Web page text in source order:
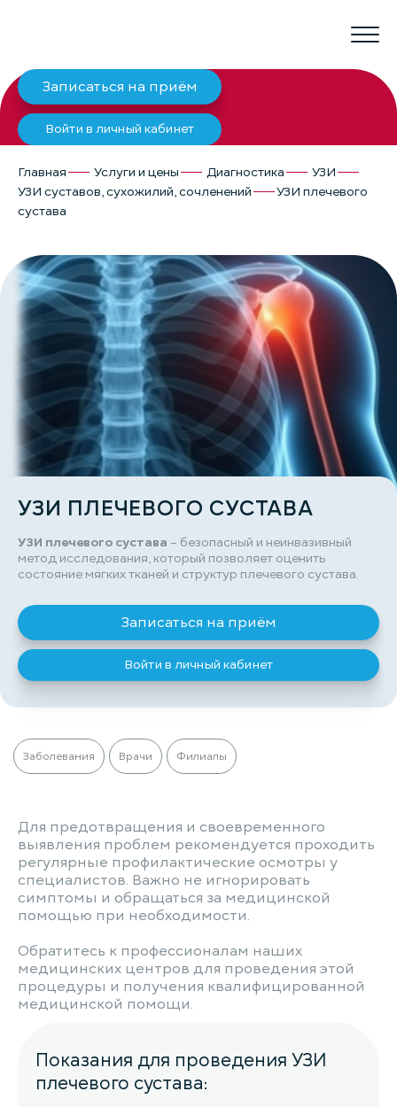
Записаться на приём
Войти в личный кабинет
Главная Услуги и цены Диагностика
УЗИ
УЗИ суставов, сухожилий, сочленений
УЗИ плечевого
сустава
УЗИ ПЛЕЧЕВОГО СУСТАВА
УЗИ плечевого сустава – безопасный и неинвазивный
метод исследования, который позволяет оценить
состояние мягких тканей и структур плечевого сустава.
Записаться на приём
Войти в личный кабинет
Заболевания Врачи Филиалы
Для предотвращения и своевременного
выявления проблем рекомендуется проходить
регулярные профилактические осмотры у
специалистов. Важно не игнорировать
симптомы и обращаться за медицинской
помощью при необходимости.
Обратитесь к профессионалам наших
медицинских центров для проведения этой
процедуры и получения квалифицированной
медицинской помощи.
Показания для проведения УЗИ
плечевого сустава: